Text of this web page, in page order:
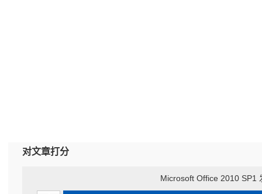
对文章打分
Microsoft Office 2010 SP1